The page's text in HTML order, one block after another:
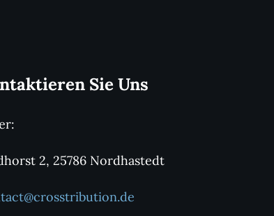
Sie Uns
2, 25786 Nordhastedt